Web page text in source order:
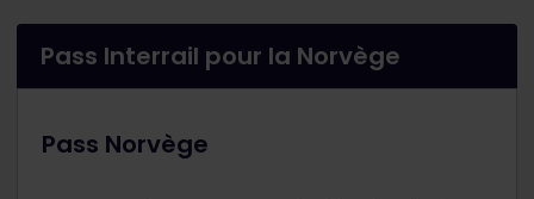
Pass Interrail pour la Norvège
Pass Norvège